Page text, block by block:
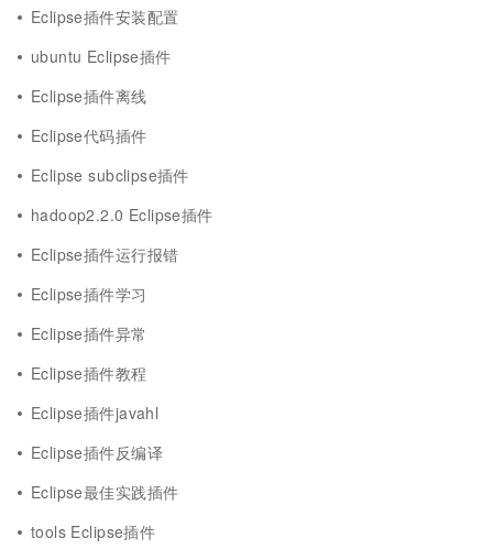
Eclipse插件安装配置
ubuntu Eclipse插件
Eclipse插件离线
Eclipse代码插件
Eclipse subclipse插件
hadoop2.2.0 Eclipse插件
Eclipse插件运行报错
Eclipse插件学习
Eclipse插件异常
Eclipse插件教程
Eclipse插件javahl
Eclipse插件反编译
Eclipse最佳实践插件
tools Eclipse插件